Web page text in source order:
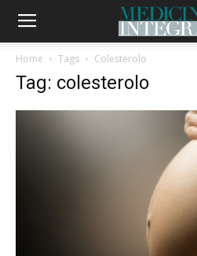
Home Tags Colesterolo
Tag: colesterolo